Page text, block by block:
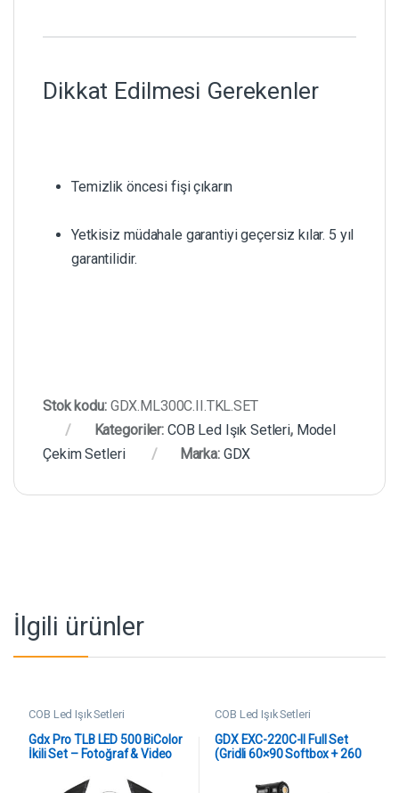
Dikkat Edilmesi Gerekenler
Temizlik öncesi fişi çıkarın
Yetkisiz müdahale garantiyi geçersiz kılar. 5 yıl
garantilidir.
Stok kodu: GDX.ML300C.II.TKL.SET
Kategoriler: COB Led Işık Setleri, Model
Çekim Setleri
Marka: GDX
İlgili ürünler
COB Led Işık Setleri
Gdx Pro TLB LED 500 BiColor
İkili Set – Fotoğraf & Video
COB Led Işık Setleri
GDX EXC-220C-II Full Set
(Gridli 60×90 Softbox + 260